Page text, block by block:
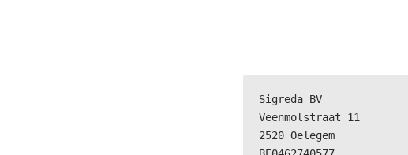
Sigreda BV
Veenmolstraat 11
2520 Oelegem